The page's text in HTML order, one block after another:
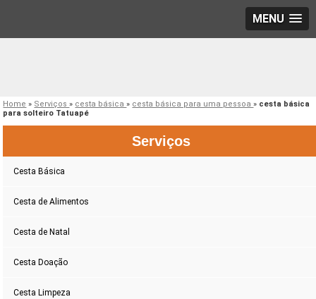
MENU
Home » Serviços» cesta básica» cesta básica para uma pessoa» cesta básica
para solteiro Tatuapé
Serviços
Cesta Básica
Cesta de Alimentos
Cesta de Natal
Cesta Doação
Cesta Limpeza